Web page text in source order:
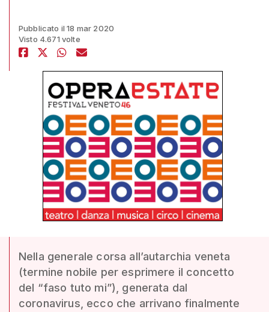
Pubblicato il 18 mar 2020
Visto 4.671 volte
Nella generale corsa all’autarchia veneta
(termine nobile per esprimere il concetto
del “faso tuto mi”), generata dal
coronavirus, ecco che arrivano finalmente